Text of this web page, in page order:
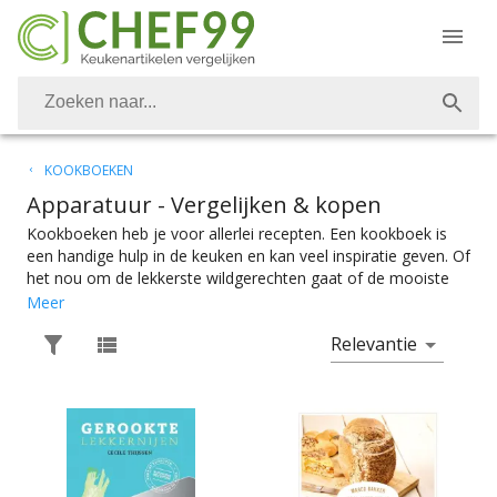
KOOKBOEKEN
Apparatuur - Vergelijken & kopen
Kookboeken heb je voor allerlei recepten. Een kookboek is
een handige hulp in de keuken en kan veel inspiratie geven. Of
het nou om de lekkerste wildgerechten gaat of de mooiste
taarten, Franse recepten of een Chinees kookboek, op ieder
keukenapparatuur zijn er allerhande kookboeken te krijgen.
Wil je de perfecte recepten voor in de slowcooker, oven,
Chef99 vind je voor alles het perfecte kookboek. Kookboeken
voor de Bourgondiërs en zoetekauwen met de meest
uitgebreide gerechten en de mooiste taarten en cupcakes. Bij
Chef99 vind je voor alles waar je trek in hebt wel een
Meer
Relevantie